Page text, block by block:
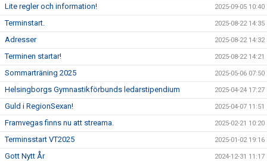
Lite regler och information! 2025-09-05 10:40
Terminstart. 2025-08-22 14:35
Adresser 2025-08-22 14:32
Terminen startar! 2025-08-22 14:21
Sommarträning 2025 2025-05-06 07:50
Helsingborgs Gymnastikförbunds ledarstipendium 2025-04-24 17:27
Guld i RegionSexan! 2025-04-07 11:51
Framvegas finns nu att streama. 2025-02-21 10:20
Terminsstart VT2025 2025-01-02 19:16
Gott Nytt År 2024-12-31 11:17